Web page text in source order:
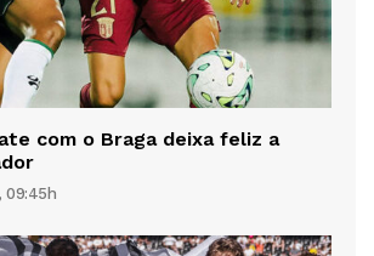
com o Braga deixa feliz a
09:45h